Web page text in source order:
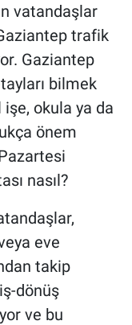
vatandaşlar
trafik
Gaziantep
bilmek
işe, okula ya da
önem
nasıl?
eve
takip
dönüş
ve bu